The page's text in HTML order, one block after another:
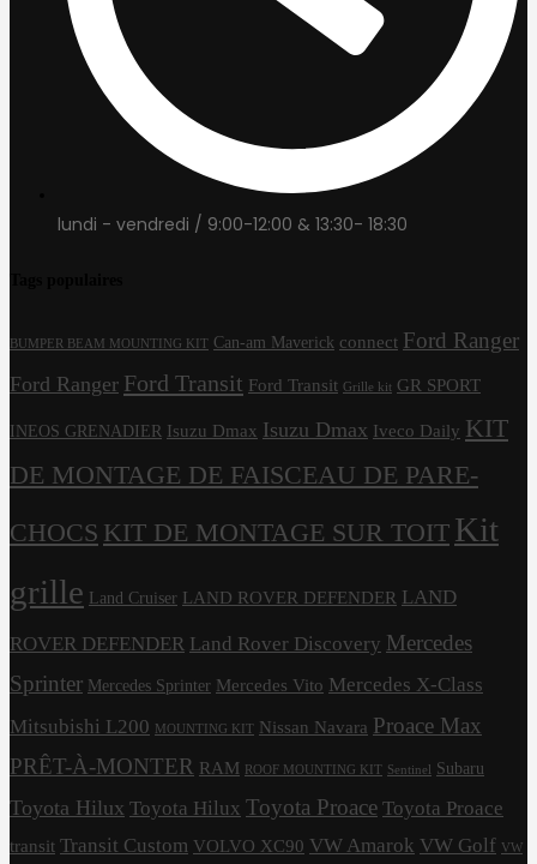
lundi - vendredi / 9:00-12:00 & 13:30- 18:30
BUMPER BEAM MOUNTING KIT Can-am Maverick connect Ford Ranger
Ford Ranger Ford Transit Ford Transit Grille kit GR SPORT
INEOS GRENADIER Isuzu Dmax Isuzu Dmax Iveco Daily KIT
DE MONTAGE DE FAISCEAU DE PARE-
CHOCS KIT DE MONTAGE SUR TOIT Kit
grille Land Cruiser LAND ROVER DEFENDER LAND
ROVER DEFENDER Land Rover Discovery Mercedes
Sprinter Mercedes Sprinter Mercedes Vito Mercedes X-Class
Mitsubishi L200
MOUNTING KIT Nissan Navara Proace Max
PRÊT-À-MONTER RAM ROOF MOUNTING KIT Sentinel Subaru
Toyota Hilux Toyota Hilux Toyota Proace Toyota Proace
transit Transit Custom VOLVO XC90 VW Amarok VW Golf VW